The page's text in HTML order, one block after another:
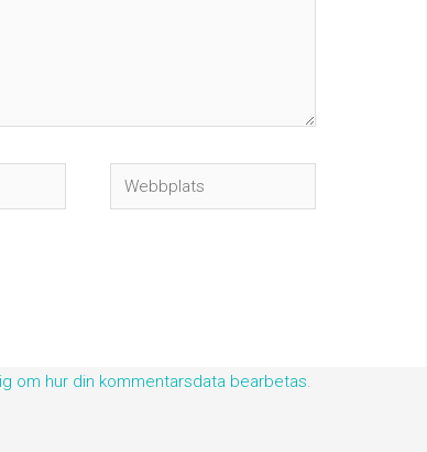
Webbplats
om hur din kommentarsdata bearbetas.